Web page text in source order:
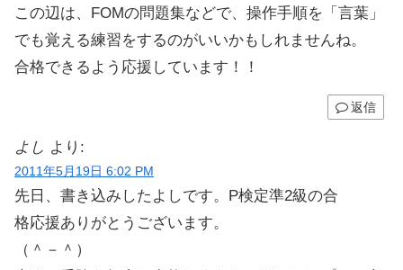
この辺は、FOMの問題集などで、操作手順を「言葉」
でも覚える練習をするのがいいかもしれませんね。
合格できるよう応援しています！！
返信
よし より:
2011年5月19日 6:02 PM
先日、書き込みしたよしです。P検定準2級の合
格応援ありがとうございます。
（＾－＾）